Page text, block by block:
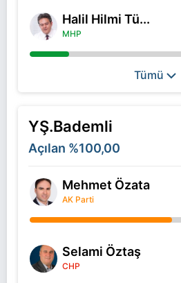
Halil Hilmi Tü...
MHP
Tümü
YŞ.Bademli
Açılan %100,00
Mehmet Özata
AK Parti
Selami Öztaş
CHP